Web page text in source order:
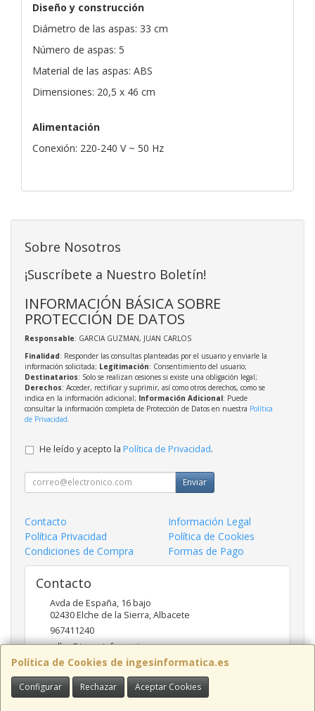
Diseño y construcción
Diámetro de las aspas: 33 cm
Número de aspas: 5
Material de las aspas: ABS
Dimensiones: 20,5 x 46 cm
Alimentación
Conexión: 220-240 V ~ 50 Hz
Política de Cookies de ingesinformatica.es
Configurar Rechazar Aceptar Cookies
Sobre Nosotros
¡Suscríbete a Nuestro Boletín!
INFORMACIÓN BÁSICA SOBRE
PROTECCIÓN DE DATOS
Responsable: GARCIA GUZMAN, JUAN CARLOS
Finalidad: Responder las consultas planteadas por el usuario y enviarle la
información solicitada; Legitimación: Consentimiento del usuario;
Destinatarios: Solo se realizan cesiones si existe una obligación legal;
Derechos: Acceder, rectificar y suprimir, así como otros derechos, como se
indica en la información adicional; Información Adicional: Puede
consultar la información completa de Protección de Datos en nuestra Política
de Privacidad
He leído y acepto la Política de Privacidad.
Enviar
Contacto
Información Legal
Política Privacidad
Política de Cookies
Condiciones de Compra
Formas de Pago
Contacto
Avda de España, 16 bajo
02430Elche de la Sierra,Albacete
967411240
taller@ingesinformatica.es
Horario